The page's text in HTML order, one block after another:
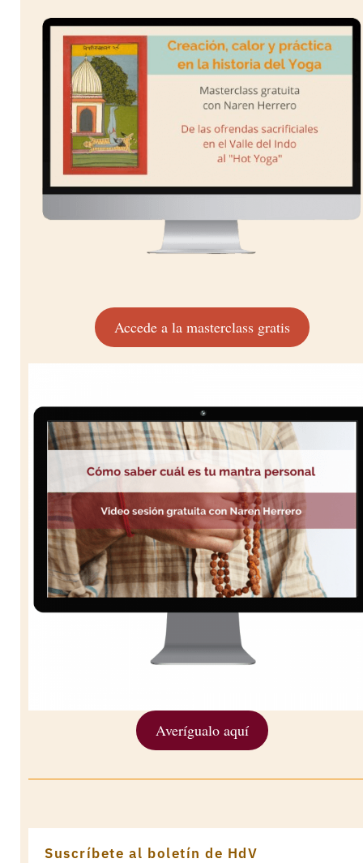
Accede a la masterclass gratis
Averígualo aquí
Suscríbete al boletín de HdV